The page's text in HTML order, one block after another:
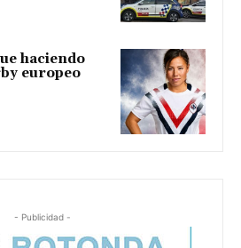
haciendo
europeo
- Publicidad -